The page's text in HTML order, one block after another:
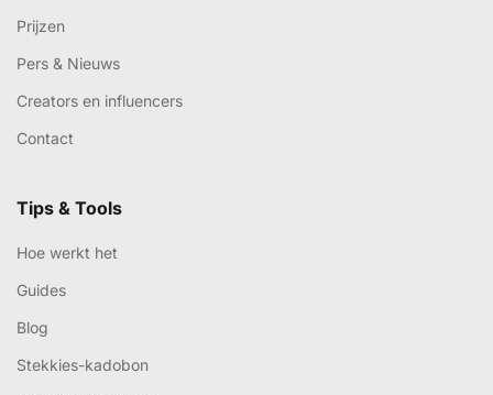
Prijzen
Pers & Nieuws
Creators en influencers
Contact
Tips & Tools
Hoe werkt het
Guides
Blog
Stekkies-kadobon